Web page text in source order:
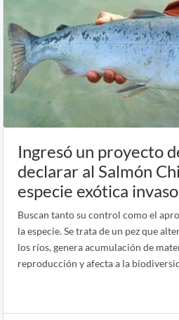
Ingresó un proyecto
declarar al Salmón
especie exótica
Buscan tanto su control como el
la especie. Se trata de un pez que
los ríos, genera acumulación de
reproducción y afecta a la